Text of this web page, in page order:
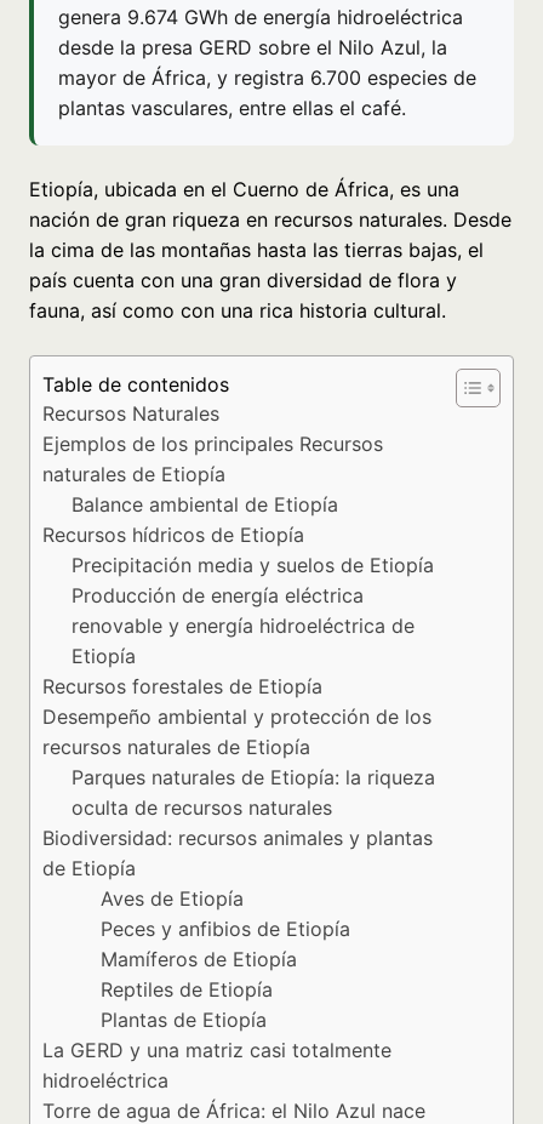
genera 9.674 GWh de energía hidroeléctrica
desde la presa GERD sobre el Nilo Azul, la
mayor de África, y registra 6.700 especies de
plantas vasculares, entre ellas el café.
Etiopía, ubicada en el Cuerno de África, es una
nación de gran riqueza en recursos naturales. Desde
la cima de las montañas hasta las tierras bajas, el
país cuenta con una gran diversidad de flora y
fauna, así como con una rica historia cultural.
Table de contenidos
Recursos Naturales
Ejemplos de los principales Recursos
naturales de Etiopía
Balance ambiental de Etiopía
Recursos hídricos de Etiopía
Precipitación media y suelos de Etiopía
Producción de energía eléctrica
renovable y energía hidroeléctrica de
Etiopía
Recursos forestales de Etiopía
Desempeño ambiental y protección de los
recursos naturales de Etiopía
Parques naturales de Etiopía: la riqueza
oculta de recursos naturales
Biodiversidad: recursos animales y plantas
de Etiopía
Aves de Etiopía
Peces y anfibios de Etiopía
Mamíferos de Etiopía
Reptiles de Etiopía
Plantas de Etiopía
La GERD y una matriz casi totalmente
hidroeléctrica
Torre de agua de África: el Nilo Azul nace